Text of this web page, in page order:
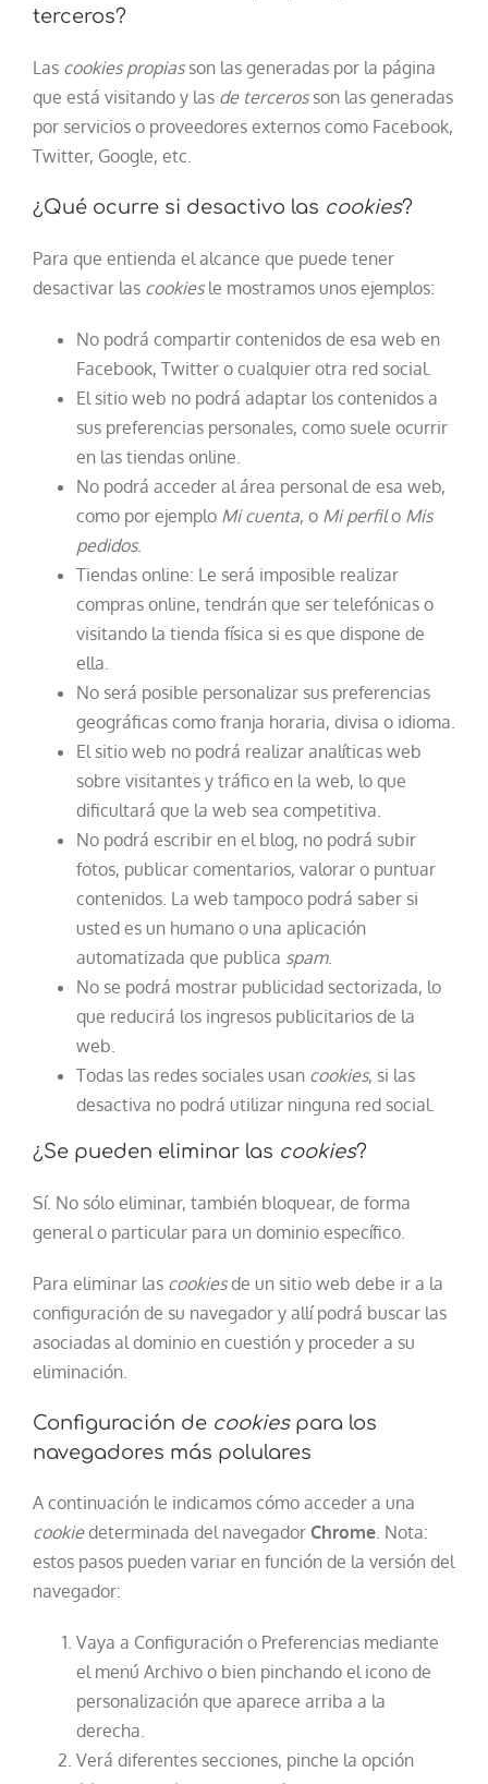
terceros?
Las cookies propiasson las generadas por la página
que está visitando y las de tercerosson las generadas
por servicios o proveedores externos como Facebook,
Twitter, Google, etc.
¿Qué ocurre si desactivo las cookies?
Para que entienda el alcance que puede tener
desactivar las cookiesle mostramos unos ejemplos:
No podrá compartir contenidos de esa web en
Facebook, Twitter o cualquier otra red social.
El sitio web no podrá adaptar los contenidos a
sus preferencias personales, como suele ocurrir
en las tiendas online.
No podrá acceder al área personal de esa web,
como por ejemplo Mi cuenta, o Mi perfilo Mis
pedidos.
Tiendas online: Le será imposible realizar
compras online, tendrán que ser telefónicas o
visitando la tienda física si es que dispone de
ella.
No será posible personalizar sus preferencias
geográficas como franja horaria, divisa o idioma.
El sitio web no podrá realizar analíticas web
sobre visitantes y tráfico en la web, lo que
dificultará que la web sea competitiva.
No podrá escribir en el blog, no podrá subir
fotos, publicar comentarios, valorar o puntuar
contenidos. La web tampoco podrá saber si
usted es un humano o una aplicación
automatizada que publica spam.
No se podrá mostrar publicidad sectorizada, lo
que reducirá los ingresos publicitarios de la
web.
Todas las redes sociales usan cookies, si las
desactiva no podrá utilizar ninguna red social.
¿Se pueden eliminar las cookies?
Sí. No sólo eliminar, también bloquear, de forma
general o particular para un dominio específico.
Para eliminar las cookiesde un sitio web debe ir a la
configuración de su navegador y allí podrá buscar las
asociadas al dominio en cuestión y proceder a su
eliminación.
Configuración de cookiespara los
navegadores más polulares
A continuación le indicamos cómo acceder a una
cookiedeterminada del navegador Chrome. Nota:
estos pasos pueden variar en función de la versión del
navegador:
Vaya a Configuración o Preferencias mediante
el menú Archivo o bien pinchando el icono de
personalización que aparece arriba a la
derecha.
Verá diferentes secciones, pinche la opción